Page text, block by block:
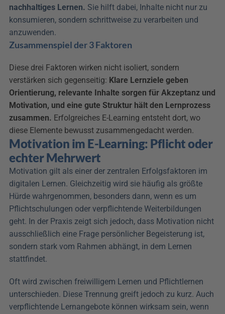
nachhaltiges Lernen. Sie hilft dabei, Inhalte nicht nur zu
konsumieren, sondern schrittweise zu verarbeiten und
anzuwenden.
Zusammenspiel der 3 Faktoren
Diese drei Faktoren wirken nicht isoliert, sondern
verstärken sich gegenseitig: Klare Lernziele geben
Orientierung, relevante Inhalte sorgen für Akzeptanz und
Motivation, und eine gute Struktur hält den Lernprozess
zusammen. Erfolgreiches E-Learning entsteht dort, wo
diese Elemente bewusst zusammengedacht werden.
Motivation im E-Learning: Pflicht oder
echter Mehrwert
Motivation gilt als einer der zentralen Erfolgsfaktoren im
digitalen Lernen. Gleichzeitig wird sie häufig als größte
Hürde wahrgenommen, besonders dann, wenn es um
Pflichtschulungen oder verpflichtende Weiterbildungen
geht. In der Praxis zeigt sich jedoch, dass Motivation nicht
ausschließlich eine Frage persönlicher Begeisterung ist,
sondern stark vom Rahmen abhängt, in dem Lernen
stattfindet.
Oft wird zwischen freiwilligem Lernen und Pflichtlernen
unterschieden. Diese Trennung greift jedoch zu kurz. Auch
verpflichtende Lernangebote können wirksam sein, wenn